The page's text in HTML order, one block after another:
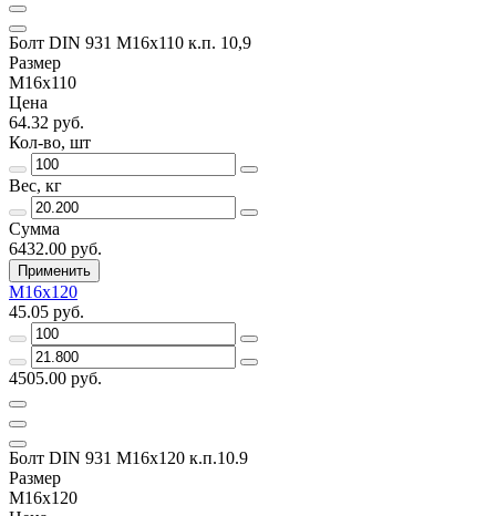
Болт DIN 931 М16х110 к.п. 10,9
Размер
М16х110
Цена
64.32 руб.
Кол-во, шт
Вес, кг
Сумма
6432.00 руб.
Применить
М16х120
45.05 руб.
4505.00 руб.
Болт DIN 931 М16х120 к.п.10.9
Размер
М16х120